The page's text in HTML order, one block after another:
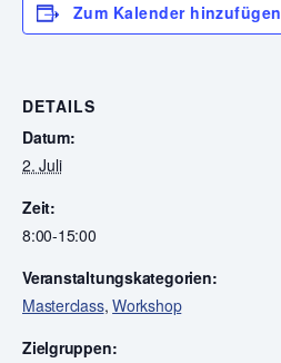
Zum Kalender hinzufügen
DETAILS
Datum:
2. Juli
Zeit:
8:00-15:00
Veranstaltungskategorien:
Masterclass,Workshop
Zielgruppen: